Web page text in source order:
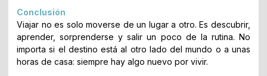
Conclusión
Viajar no es solo moverse de un lugar a otro. Es descubrir,
aprender, sorprenderse y salir un poco de la rutina. No
importa si el destino está al otro lado del mundo o a unas
horas de casa: siempre hay algo nuevo por vivir.